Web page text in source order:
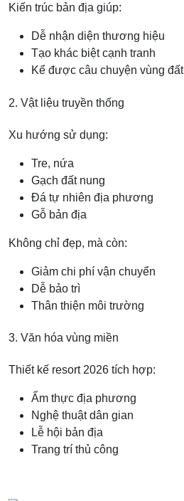
Kiến trúc bản địa giúp:
Dễ nhận diện thương hiệu
Tạo khác biệt cạnh tranh
Kể được câu chuyện vùng đất
2. Vật liệu truyền thống
Xu hướng sử dụng:
Tre, nứa
Gạch đất nung
Đá tự nhiên địa phương
Gỗ bản địa
Không chỉ đẹp, mà còn:
Giảm chi phí vận chuyển
Dễ bảo trì
Thân thiện môi trường
3. Văn hóa vùng miền
Thiết kế resort 2026 tích hợp:
Ẩm thực địa phương
Nghệ thuật dân gian
Lễ hội bản địa
Trang trí thủ công